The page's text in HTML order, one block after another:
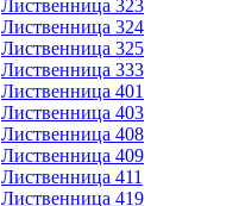
Лиственница 323
Лиственница 324
Лиственница 325
Лиственница 333
Лиственница 401
Лиственница 403
Лиственница 408
Лиственница 409
Лиственница 411
Лиственница 419